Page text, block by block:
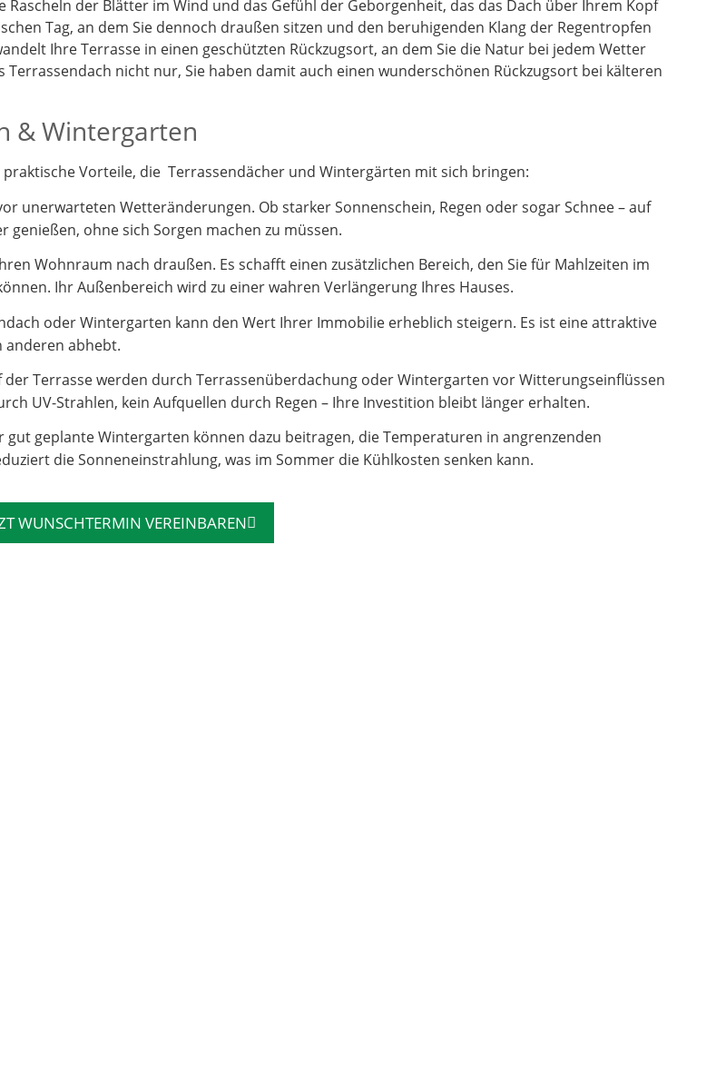
der Blätter im Wind und das Gefühl der Geborgenheit, das das Dach über Ihrem Kopf
Tag, an dem Sie dennoch draußen sitzen und den beruhigenden Klang der Regentropfen
Ihre Terrasse in einen geschützten Rückzugsort, an dem Sie die Natur bei jedem Wetter
nicht nur, Sie haben damit auch einen wunderschönen Rückzugsort bei kälteren
& Wintergarten
Vorteile, die Terrassendächer und Wintergärten mit sich bringen:
unerwarteten Wetteränderungen. Ob starker Sonnenschein, Regen oder sogar Schnee – auf
ohne sich Sorgen machen zu müssen.
Wohnraum nach draußen. Es schafft einen zusätzlichen Bereich, den Sie für Mahlzeiten im
Ihr Außenbereich wird zu einer wahren Verlängerung Ihres Hauses.
oder Wintergarten kann den Wert Ihrer Immobilie erheblich steigern. Es ist eine attraktive
anderen abhebt.
Terrasse werden durch Terrassenüberdachung oder Wintergarten vor Witterungseinflüssen
UV-Strahlen, kein Aufquellen durch Regen – Ihre Investition bleibt länger erhalten.
gut geplante Wintergarten können dazu beitragen, die Temperaturen in angrenzenden
die Sonneneinstrahlung, was im Sommer die Kühlkosten senken kann.
WUNSCHTERMIN VEREINBAREN